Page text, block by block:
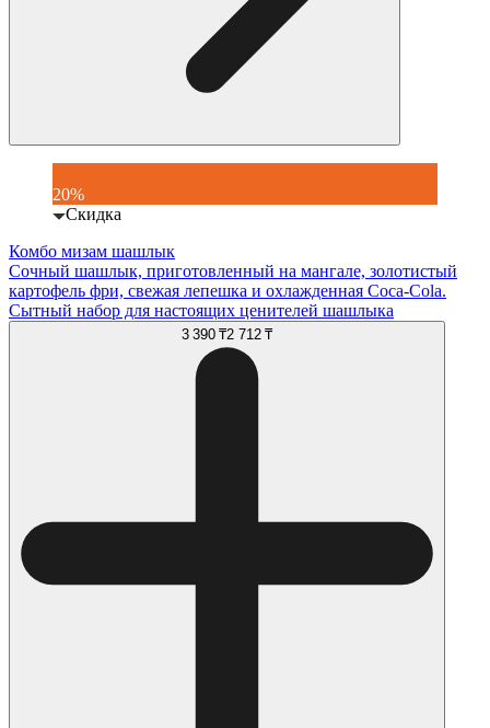
20%
Скидка
Комбо мизам шашлык
Сочный шашлык, приготовленный на мангале, золотистый
картофель фри, свежая лепешка и охлажденная Coca-Cola.
Сытный набор для настоящих ценителей шашлыка
3 390 ₸2 712 ₸